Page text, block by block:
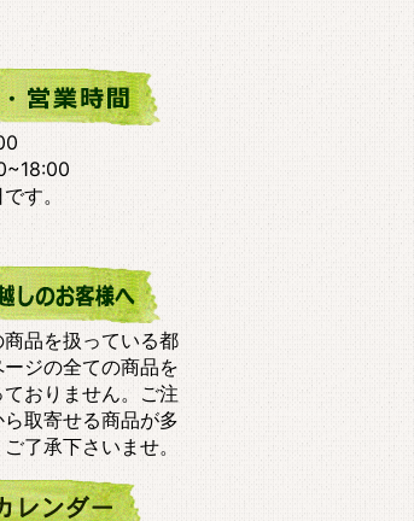
す。
品を扱っている都
ジの全ての商品を
おりません。ご注
取寄せる商品が多
了承下さいませ。